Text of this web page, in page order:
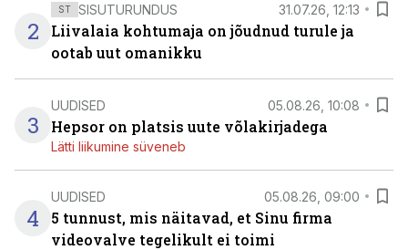
2
ST SISUTURUNDUS 31.07.26, 12:13
Liivalaia kohtumaja on jõudnud turule ja
ootab uut omanikku
3
UUDISED 05.08.26, 10:08
Hepsor on platsis uute võlakirjadega
Lätti liikumine süveneb
4
UUDISED 05.08.26, 09:00
5 tunnust, mis näitavad, et Sinu firma
videovalve tegelikult ei toimi